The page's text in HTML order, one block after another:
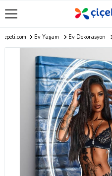
Ev Yaşam Ev Dekorasyon